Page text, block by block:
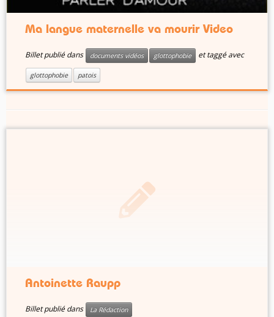
Ma langue maternelle va mourir Video
Billet publié dans documents vidéos glottophobie et taggé avec
glottophobie patois
Antoinette Raupp
Billet publié dans La Rédaction